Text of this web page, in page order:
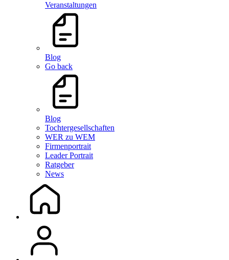
Veranstaltungen
Blog
Go back
Blog
Tochtergesellschaften
WER zu WEM
Firmenportrait
Leader Portrait
Ratgeber
News